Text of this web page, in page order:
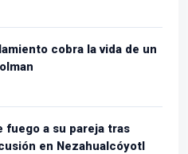
cobra la vida de un
fuego a su pareja tras
en Nezahualcóyotl